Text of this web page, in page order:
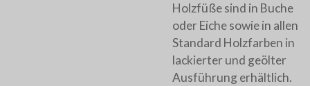
Holzfüße sind in Buche
oder Eiche sowie in allen
Standard Holzfarben in
lackierter und geölter
Ausführung erhältlich.